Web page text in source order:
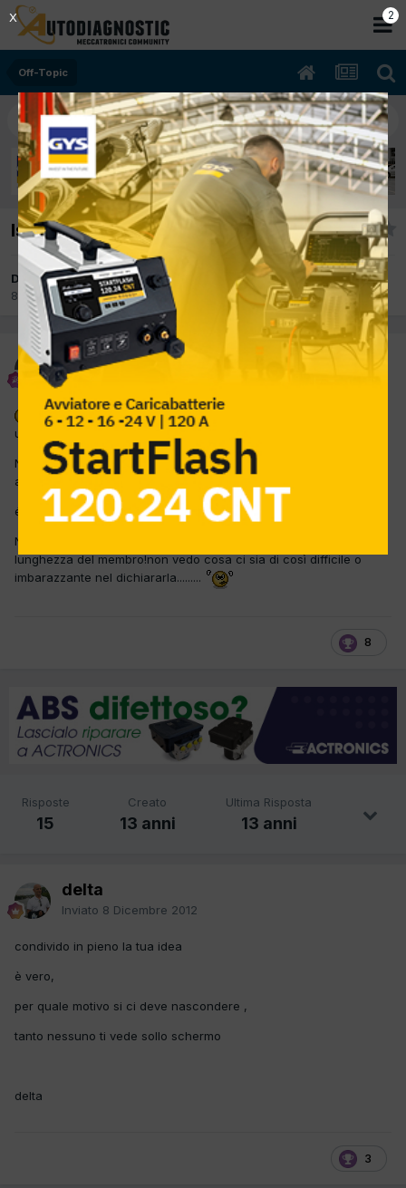
Off-Topic
Iscrizione Autodiagnostic
Da Luca83
8 Dicembre 2012inOff-Topic
Luca83
Inviato
Io da oggi ho deciso di non prendere + in considerazione gli
utenti iscritti che non seguono le regole del forum!
Non mi piace questa forma di anarchia nel compilare il profilo di
alcuni iscritti riguardo l'eta!
é una mancanza di rispetto verso il forum e tutti i suoi iscritti!
Nel compilare il profilo ci viene chiesta la data di nascita non la
lunghezza del membro!non vedo cosa ci sia di così difficile o
imbarazzante nel dichiararla.........
8
Risposte
15
Creato
13 anni
Ultima Risposta
13 anni
delta
Inviato 8 Dicembre 2012
condivido in pieno la tua idea
è vero,
per quale motivo si ci deve nascondere ,
tanto nessuno ti vede sollo schermo
delta
3
1
X